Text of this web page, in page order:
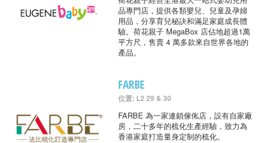
品專門店，提供各類嬰兒、兒童及孕婦
用品，分享育兒秘訣和滿足家庭成長體
驗。荷花親子 MegaBox 店佔地超過1萬
平方尺，售賣 4 萬多款來自世界各地的
產品。
FARBE
位置: L2 29 & 30
FARBE 為一家連鎖傢俬店，設有自家廠
房，二十多年的梳化生產經驗，致力為
香港家庭打造量身定制的梳化。